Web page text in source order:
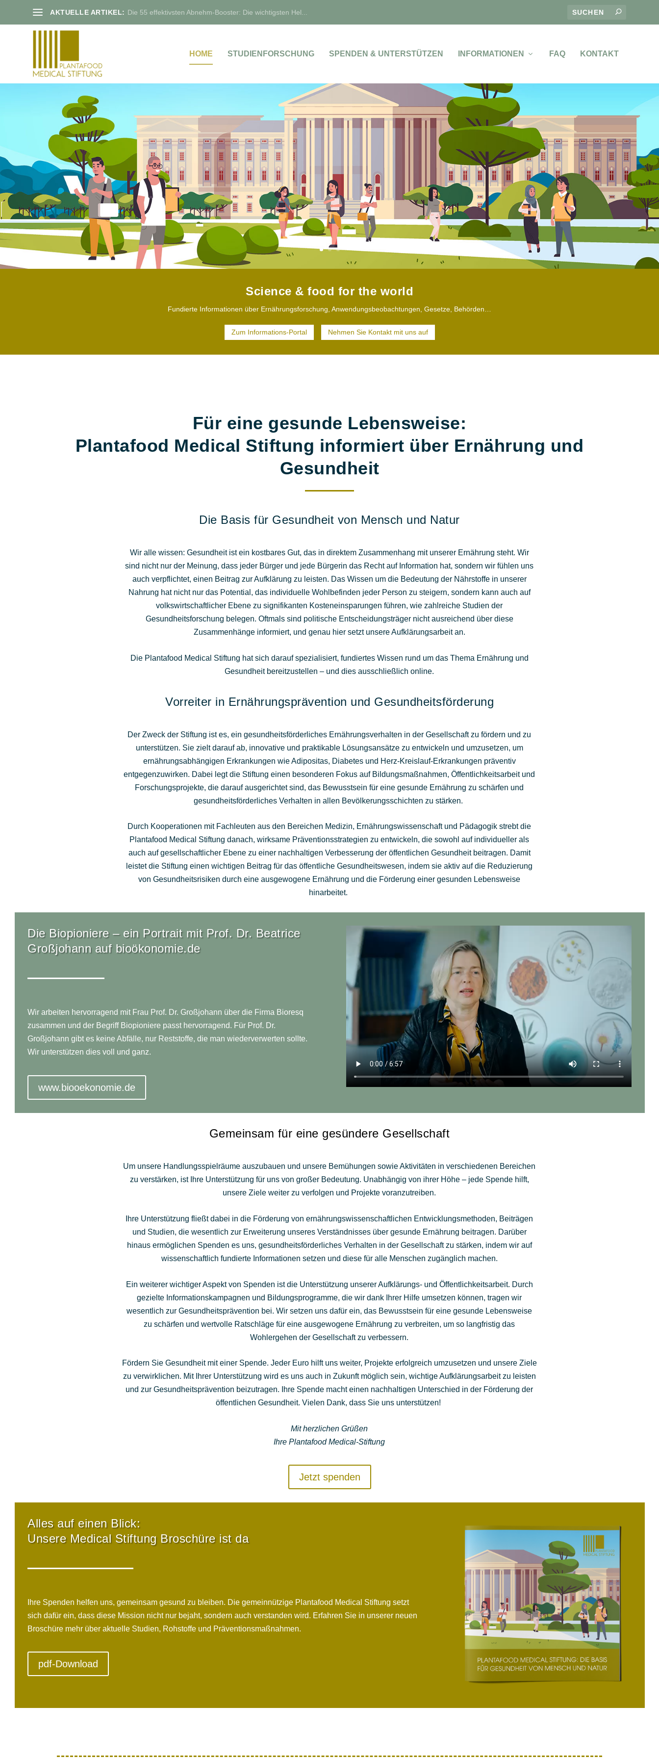
AKTUELLE ARTIKEL: Die 55 effektivsten Abnehm-Booster: Die wichtigsten Hel...
HOME STUDIENFORSCHUNG SPENDEN & UNTERSTÜTZEN INFORMATIONEN FAQ KONTAKT
Science & food for the world
Fundierte Informationen über Ernährungsforschung, Anwendungsbeobachtungen, Gesetze, Behörden…
Zum Informations-Portal Nehmen Sie Kontakt mit uns auf
Für eine gesunde Lebensweise:
Plantafood Medical Stiftung informiert über Ernährung und
Gesundheit
Die Basis für Gesundheit von Mensch und Natur
Wir alle wissen: Gesundheit ist ein kostbares Gut, das in direktem Zusammenhang mit unserer Ernährung steht. Wir
sind nicht nur der Meinung, dass jeder Bürger und jede Bürgerin das Recht auf Information hat, sondern wir fühlen uns
auch verpflichtet, einen Beitrag zur Aufklärung zu leisten. Das Wissen um die Bedeutung der Nährstoffe in unserer
Nahrung hat nicht nur das Potential, das individuelle Wohlbefinden jeder Person zu steigern, sondern kann auch auf
volkswirtschaftlicher Ebene zu signifikanten Kosteneinsparungen führen, wie zahlreiche Studien der
Gesundheitsforschung belegen. Oftmals sind politische Entscheidungsträger nicht ausreichend über diese
Zusammenhänge informiert, und genau hier setzt unsere Aufklärungsarbeit an.
Die Plantafood Medical Stiftung hat sich darauf spezialisiert, fundiertes Wissen rund um das Thema Ernährung und
Gesundheit bereitzustellen – und dies ausschließlich online.
Vorreiter in Ernährungsprävention und Gesundheitsförderung
Der Zweck der Stiftung ist es, ein gesundheitsförderliches Ernährungsverhalten in der Gesellschaft zu fördern und zu
unterstützen. Sie zielt darauf ab, innovative und praktikable Lösungsansätze zu entwickeln und umzusetzen, um
ernährungsabhängigen Erkrankungen wie Adipositas, Diabetes und Herz-Kreislauf-Erkrankungen präventiv
entgegenzuwirken. Dabei legt die Stiftung einen besonderen Fokus auf Bildungsmaßnahmen, Öffentlichkeitsarbeit und
Forschungsprojekte, die darauf ausgerichtet sind, das Bewusstsein für eine gesunde Ernährung zu schärfen und
gesundheitsförderliches Verhalten in allen Bevölkerungsschichten zu stärken.
Durch Kooperationen mit Fachleuten aus den Bereichen Medizin, Ernährungswissenschaft und Pädagogik strebt die
Plantafood Medical Stiftung danach, wirksame Präventionsstrategien zu entwickeln, die sowohl auf individueller als
auch auf gesellschaftlicher Ebene zu einer nachhaltigen Verbesserung der öffentlichen Gesundheit beitragen. Damit
leistet die Stiftung einen wichtigen Beitrag für das öffentliche Gesundheitswesen, indem sie aktiv auf die Reduzierung
von Gesundheitsrisiken durch eine ausgewogene Ernährung und die Förderung einer gesunden Lebensweise
hinarbeitet.
Die Biopioniere – ein Portrait mit Prof. Dr. Beatrice
Großjohann auf bioökonomie.de
Wir arbeiten hervorragend mit Frau Prof. Dr. Großjohann über die Firma Bioresq
zusammen und der Begriff Biopioniere passt hervorragend. Für Prof. Dr.
Großjohann gibt es keine Abfälle, nur Reststoffe, die man wiederverwerten sollte.
Wir unterstützen dies voll und ganz.
www.biooekonomie.de
Gemeinsam für eine gesündere Gesellschaft
Um unsere Handlungsspielräume auszubauen und unsere Bemühungen sowie Aktivitäten in verschiedenen Bereichen
zu verstärken, ist Ihre Unterstützung für uns von großer Bedeutung. Unabhängig von ihrer Höhe – jede Spende hilft,
unsere Ziele weiter zu verfolgen und Projekte voranzutreiben.
Ihre Unterstützung fließt dabei in die Förderung von ernährungswissenschaftlichen Entwicklungsmethoden, Beiträgen
und Studien, die wesentlich zur Erweiterung unseres Verständnisses über gesunde Ernährung beitragen. Darüber
hinaus ermöglichen Spenden es uns, gesundheitsförderliches Verhalten in der Gesellschaft zu stärken, indem wir auf
wissenschaftlich fundierte Informationen setzen und diese für alle Menschen zugänglich machen.
Ein weiterer wichtiger Aspekt von Spenden ist die Unterstützung unserer Aufklärungs- und Öffentlichkeitsarbeit. Durch
gezielte Informationskampagnen und Bildungsprogramme, die wir dank Ihrer Hilfe umsetzen können, tragen wir
wesentlich zur Gesundheitsprävention bei. Wir setzen uns dafür ein, das Bewusstsein für eine gesunde Lebensweise
zu schärfen und wertvolle Ratschläge für eine ausgewogene Ernährung zu verbreiten, um so langfristig das
Wohlergehen der Gesellschaft zu verbessern.
Fördern Sie Gesundheit mit einer Spende. Jeder Euro hilft uns weiter, Projekte erfolgreich umzusetzen und unsere Ziele
zu verwirklichen. Mit Ihrer Unterstützung wird es uns auch in Zukunft möglich sein, wichtige Aufklärungsarbeit zu leisten
und zur Gesundheitsprävention beizutragen. Ihre Spende macht einen nachhaltigen Unterschied in der Förderung der
öffentlichen Gesundheit. Vielen Dank, dass Sie uns unterstützen!
Mit herzlichen Grüßen
Ihre Plantafood Medical-Stiftung
Jetzt spenden
Alles auf einen Blick:
Unsere Medical Stiftung Broschüre ist da
Ihre Spenden helfen uns, gemeinsam gesund zu bleiben. Die gemeinnützige Plantafood Medical Stiftung setzt
sich dafür ein, dass diese Mission nicht nur bejaht, sondern auch verstanden wird. Erfahren Sie in unserer neuen
Broschüre mehr über aktuelle Studien, Rohstoffe und Präventionsmaßnahmen.
pdf-Download